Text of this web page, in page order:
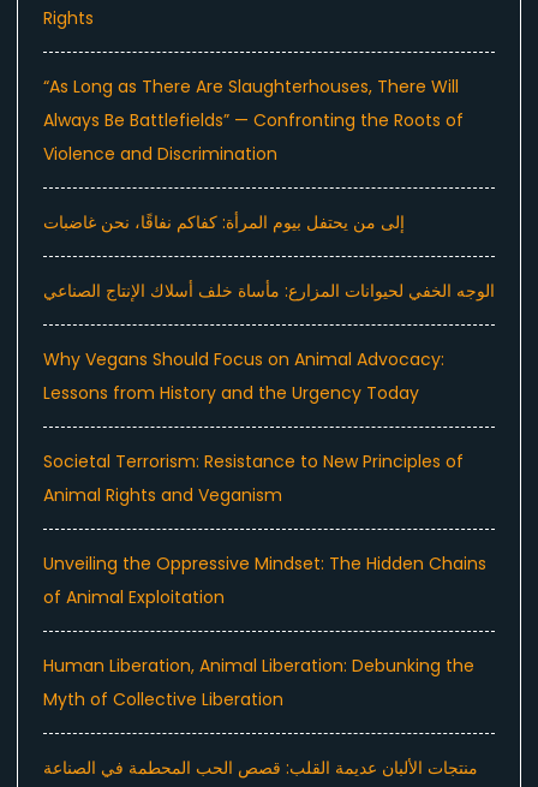
Rights
“As Long as There Are Slaughterhouses, There Will
Always Be Battlefields” — Confronting the Roots of
Violence and Discrimination
إلى من يحتفل بيوم المرأة: كفاكم نفاقًا، نحن غاضبات
الوجه الخفي لحيوانات المزارع: مأساة خلف أسلاك الإنتاج الصناعي
Why Vegans Should Focus on Animal Advocacy:
Lessons from History and the Urgency Today
Societal Terrorism: Resistance to New Principles of
Animal Rights and Veganism
Unveiling the Oppressive Mindset: The Hidden Chains
of Animal Exploitation
Human Liberation, Animal Liberation: Debunking the
Myth of Collective Liberation
منتجات الألبان عديمة القلب: قصص الحب المحطمة في الصناعة